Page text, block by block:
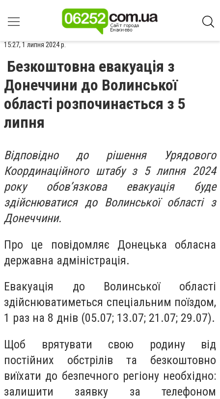
15:27, 1 липня 2024 р.
Безкоштовна евакуація з
Донеччини до Волинської
області розпочинається з 5
липня
Відповідно до рішення Урядового
Координаційного штабу з 5 липня 2024
року обов’язкова евакуація буде
здійснюватися до Волинської області з
Донеччини.
Про це повідомляє Донецька обласна
державна адміністрація.
Евакуація до Волинської області
здійснюватиметься спеціальним поїздом,
1 раз на 8 днів (05.07; 13.07; 21.07; 29.07).
Щоб врятувати свою родину від
постійних обстрілів та безкоштовно
виїхати до безпечного регіону необхідно:
залишити заявку за телефоном